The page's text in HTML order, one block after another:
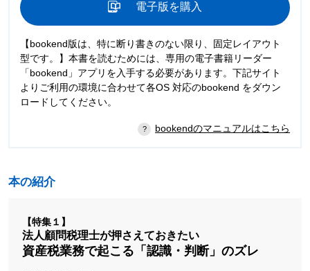
電子版を購入
【bookend版は、特に断り書きのない限り、固定レイアウト
型です。】本書を読むためには、専用の電子書籍リーダー
「bookend」アプリを入手する必要があります。下記サイト
よりご利用の環境に合わせて各OS 対応のbookend をダウン
ロードしてください。
bookendのマニュアルはこちら
本の紹介
【特集１】
法人顧問税理士が押さえておきたい
資産税業務で起こる「認識・判断」のズレ